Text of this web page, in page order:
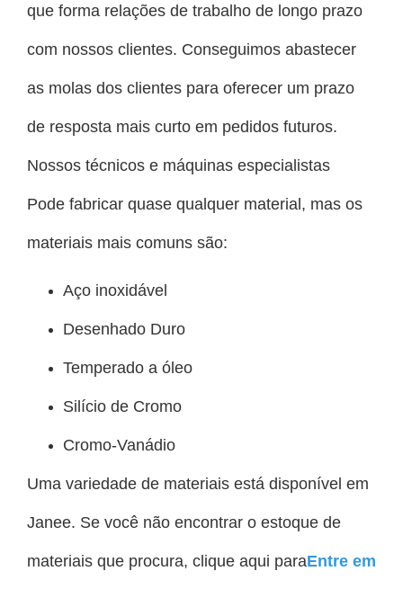
que forma relações de trabalho de longo prazo
com nossos clientes. Conseguimos abastecer
as molas dos clientes para oferecer um prazo
de resposta mais curto em pedidos futuros.
Nossos técnicos e máquinas especialistas
Pode fabricar quase qualquer material, mas os
materiais mais comuns são:
Aço inoxidável
Desenhado Duro
Temperado a óleo
Silício de Cromo
Cromo-Vanádio
Uma variedade de materiais está disponível em
Janee. Se você não encontrar o estoque de
materiais que procura, clique aqui paraEntre em